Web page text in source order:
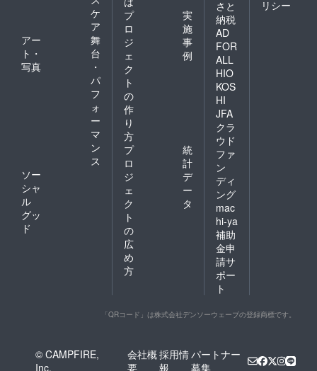
ケ
ア
アー
ト・
写真
舞
台
・
パ
フ
ォ
ー
マ
ン
ス
ソー
シャ
ル
グッ
ド
プ
ロ
ジ
ェ
ク
ト
の
作
り
方
実
施
事
例
プ
ロ
ジ
ェ
ク
ト
の
広
め
方
統
計
デ
ー
タ
さと
納税
AD
FOR
ALL
HIO
KOS
HI
JFA
クラ
ウド
ファ
ン
ディ
ング
mac
hi-ya
補助
金申
請サ
ポー
ト
リシー
「QRコード」は株式会社デンソーウェーブの登録商標です。
© CAMPFIRE,
Inc.
会社概
要
採用情
報
パートナー
募集